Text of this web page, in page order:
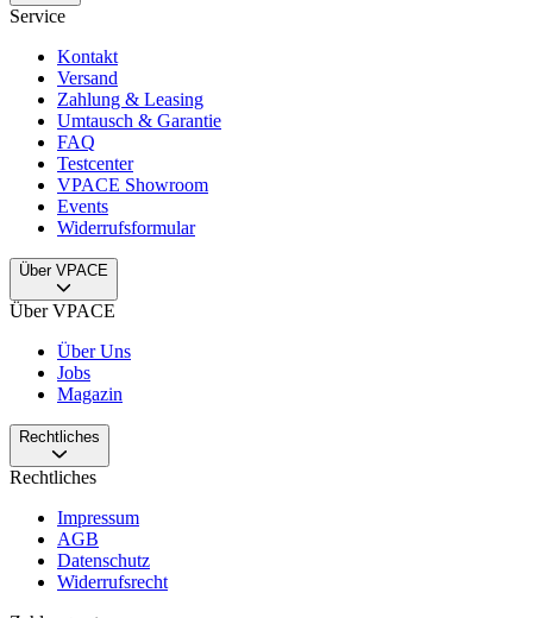
Service
Kontakt
Versand
Zahlung & Leasing
Umtausch & Garantie
FAQ
Testcenter
VPACE Showroom
Events
Widerrufsformular
Über VPACE
Über VPACE
Über Uns
Jobs
Magazin
Rechtliches
Rechtliches
Impressum
AGB
Datenschutz
Widerrufsrecht